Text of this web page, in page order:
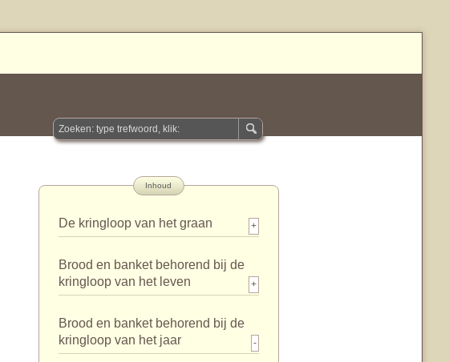
Inhoud
De kringloop van het graan +
Brood en banket behorend bij de
kringloop van het leven
+
Brood en banket behorend bij de
kringloop van het jaar
-